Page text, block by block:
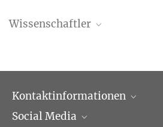
Wissenschaftler
seinecke@...
Kontaktinformationen
Öffnungszeiten & Anfahrt
Social Media